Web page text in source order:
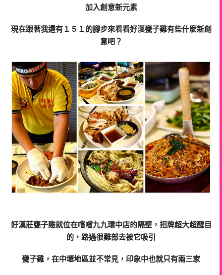
加入創意新元素
現在跟著我還有１５１的腳步來看看好漢甕子雞有些什麼新創
意吧？
好漢莊甕子雞就位在嚐嚐九九環中店的隔壁，招牌超大超醒目
的，路過很難部去被它吸引
甕子雞 ，在中壢地區並不常見，印象中也就只有兩三家